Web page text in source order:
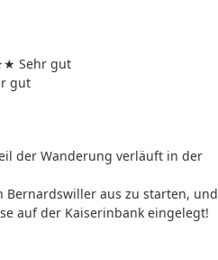
Sehr gut
gut
der Wanderung verläuft in der
Bernardswiller aus zu starten, und
auf der Kaiserinbank eingelegt!